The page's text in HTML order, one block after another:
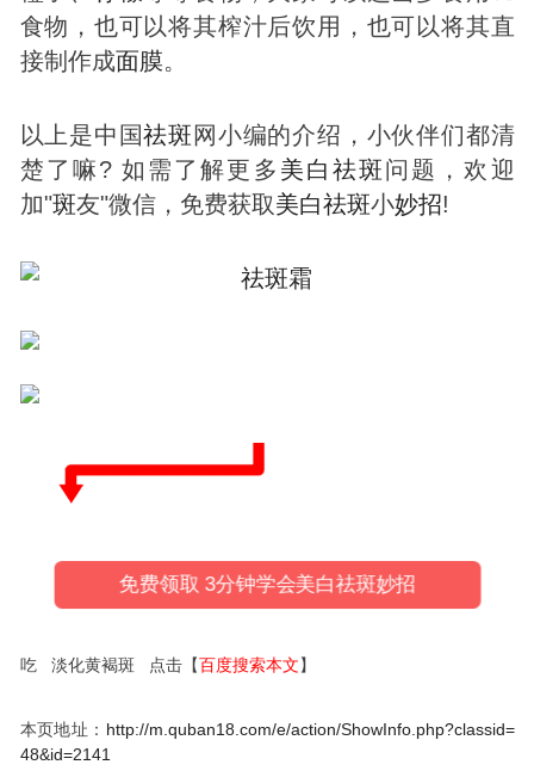
食物，也可以将其榨汁后饮用，也可以将其直
接制作成面膜。
以上是中国祛斑 网小编的介绍，小伙伴们都清
楚了嘛? 如需了解更多 美白 祛斑问题，欢迎
加"斑友"微信，免费获取美白祛斑小妙招!
免费领取 3分钟学会美白祛斑妙招
吃 淡化黄褐斑 点击【百度搜索本文】
本页地址： http://m.quban18.com/e/action/ShowInfo.php?classid=
48&id=2141